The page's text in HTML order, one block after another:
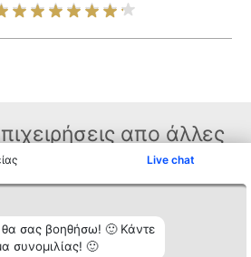
Live chat
θα σας βοηθήσω! 🙂 Κάντε
συνομιλίας! 🙂
απο άλλες
Κατάταξη
Διακριθέντες
Λίστα όλων
Επικοινωνία
Επικοινωνία